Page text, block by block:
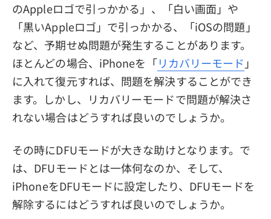
のAppleロゴで引っかかる」、「白い画面」や
「黒いAppleロゴ」で引っかかる、「iOSの問題」
など、予期せぬ問題が発生することがあります。
ほとんどの場合、iPhoneを「リカバリーモード 」
に入れて復元すれば、問題を解決することができ
ます。しかし、リカバリーモードで問題が解決さ
れない場合はどうすれば良いのでしょうか。
その時にDFUモードが大きな助けとなります。で
は、DFUモードとは一体何なのか、そして、
iPhoneをDFUモードに設定したり、DFUモードを
解除するにはどうすれば良いのでしょうか。